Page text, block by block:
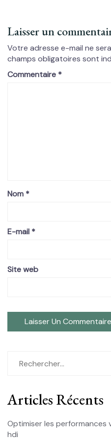
Laisser un
Votre adresse e-mail ne
champs obligatoires sont
Commentaire *
Nom *
E-mail *
Site web
Articles Récents
Optimiser les
hdi